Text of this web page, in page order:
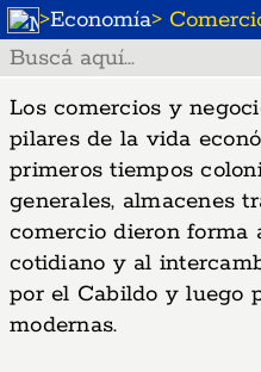
>Economía>
Los comercios y
pilares de la vida
primeros tiempos
generales, almacenes
comercio dieron forma
cotidiano y al
por el Cabildo y luego
modernas.